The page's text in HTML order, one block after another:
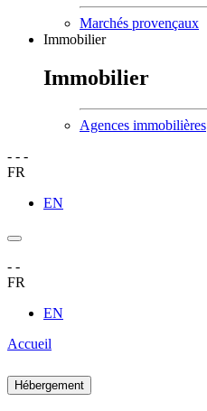
Marchés provençaux
Immobilier
Immobilier
Agences immobilières
- - -
FR
EN
- -
FR
EN
Accueil
Hébergement